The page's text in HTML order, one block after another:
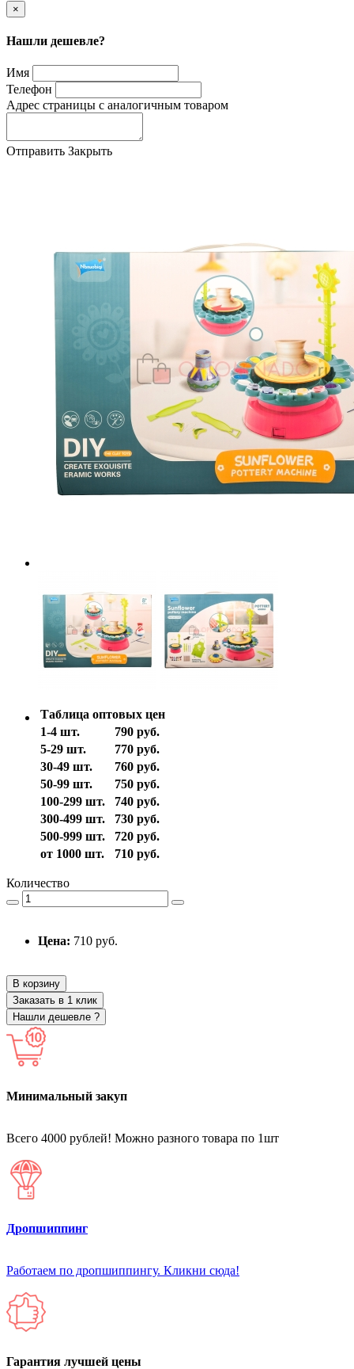
×
Нашли дешевле?
Имя
Телефон
Адрес страницы с аналогичным товаром
Отправить Закрыть
Таблица оптовых цен
1-4 шт.
790 руб.
5-29 шт.
770 руб.
30-49 шт.
760 руб.
50-99 шт.
750 руб.
100-299 шт.
740 руб.
300-499 шт.
730 руб.
500-999 шт.
720 руб.
от 1000 шт.
710 руб.
Количество
Цена: 710 руб.
В корзину
Заказать в 1 клик
Нашли дешевле ?
Минимальный закуп
Всего 4000 рублей! Можно разного товара по 1шт
Дропшиппинг
Работаем по дропшиппингу. Кликни сюда!
Гарантия лучшей цены